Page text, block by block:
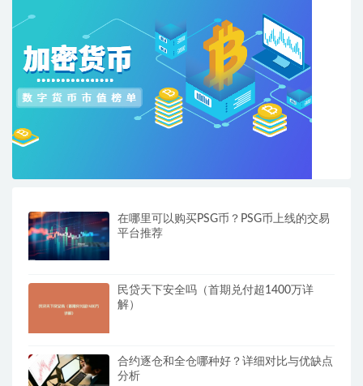
在哪里可以购买PSG币？PSG币上线的交易
平台推荐
民贷天下安全吗（首期兑付超1400万详
解）
合约逐仓和全仓哪种好？详细对比与优缺点
分析